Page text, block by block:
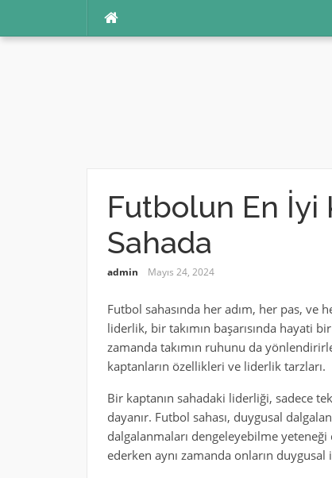
Futbolun En İyi
Sahada
admin Mayıs 24, 2024
Futbol sahasında her adım, her pas, ve
liderlik, bir takımın başarısında hayati
zamanda takımın ruhunu da
kaptanların özellikleri ve liderlik tarzları.
Bir kaptanın sahadaki liderliği, sadece
dayanır. Futbol sahası, duygusal
dalgalanmaları dengeleyebilme
ederken aynı zamanda onların